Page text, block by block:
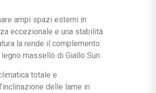
ampi spazi esterni in
eccezionale e una stabilità
la rende il complemento
massello di Giallo Sun.
totale e
delle lame in